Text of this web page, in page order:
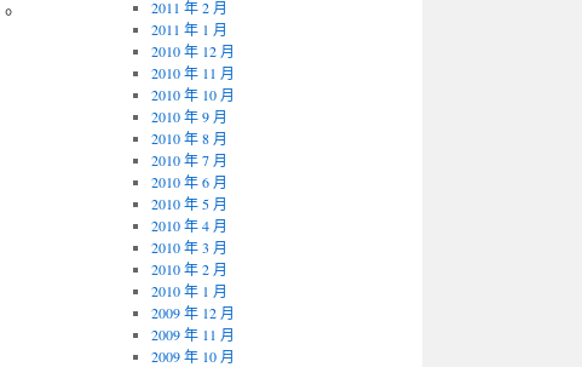
。
2011 年 2 月
2011 年 1 月
2010 年 12 月
2010 年 11 月
2010 年 10 月
2010 年 9 月
2010 年 8 月
2010 年 7 月
2010 年 6 月
2010 年 5 月
2010 年 4 月
2010 年 3 月
2010 年 2 月
2010 年 1 月
2009 年 12 月
2009 年 11 月
2009 年 10 月